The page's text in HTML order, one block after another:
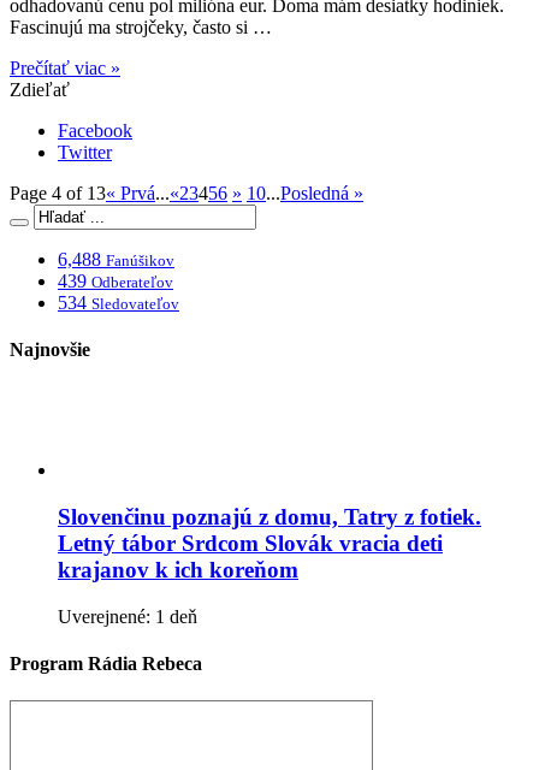
odhadovanú cenu pol milióna eur. Doma mám desiatky hodiniek.
Fascinujú ma strojčeky, často si …
Prečítať viac »
Zdieľať
Facebook
Twitter
Page 4 of 13« Prvá...«23456 » 10...Posledná »
6,488 Fanúšikov
439 Odberateľov
534 Sledovateľov
Najnovšie
Slovenčinu poznajú z domu, Tatry z fotiek.
Letný tábor Srdcom Slovák vracia deti
krajanov k ich koreňom
Uverejnené: 1 deň
Program Rádia Rebeca